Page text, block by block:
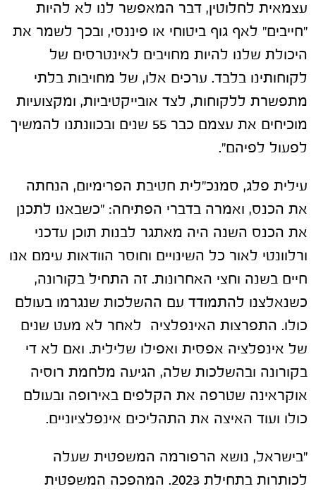
עצמאית לחלוטין, דבר המאפשר לנו לא להיות
"חייבים" לאף גוף ביטוחי או פיננסי, ובכך לשמר את
היכולת שלנו להיות מחויבים לאינטרסים של
לקוחותינו בלבד. ערכים אלו, של מחויבות בלתי
מתפשרת ללקוחות, לצד אובייקטיביות, ומקצועיות
מוכיחים את עצמם כבר 55 שנים ובכוונתנו להמשיך
לפעול לפיהם".
עילית פלג, סמנכ"לית חטיבת הפרימיום, הנחתה
את הכנס, ואמרה בדברי הפתיחה: "כשבאנו לתכנן
את הכנס השנה היה מאתגר לבנות תוכן עדכני
ורלוונטי לאור כל השינויים וחוסר הוודאות עימם אנו
חיים בשנה וחצי האחרונות. זה התחיל בקורונה,
כשנאלצנו להתמודד עם ההשלכות שנגרמו בעולם
כולו. התפרצות האינפלציה לאחר לא מעט שנים
של אינפלציה אפסית ואפילו שלילית. ואם לא די
בקורונה ובהשלכות שלה, הגיעה מלחמת רוסיה
אוקראינה שטרפה את הקלפים באירופה ובעולם
כולו ועוד האיצה את התהליכים אינפלציוניים.
"בישראל, נושא הרפורמה המשפטית שעלה
לכותרות בתחילת 2023. המהפכה המשפטית